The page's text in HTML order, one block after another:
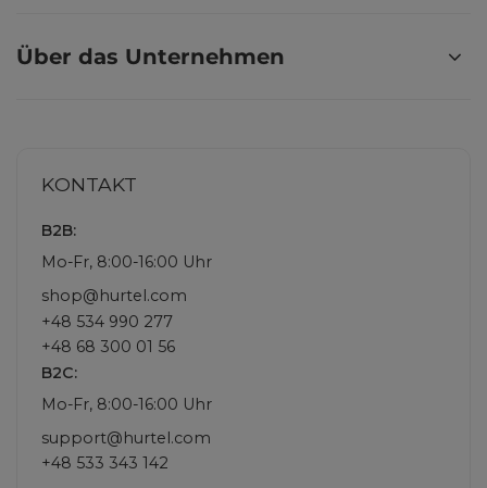
Über das Unternehmen
KONTAKT
B2B:
Mo-Fr, 8:00-16:00 Uhr
shop@hurtel.com
+48 534 990 277
+48 68 300 01 56
B2C:
Mo-Fr, 8:00-16:00 Uhr
support@hurtel.com
+48 533 343 142